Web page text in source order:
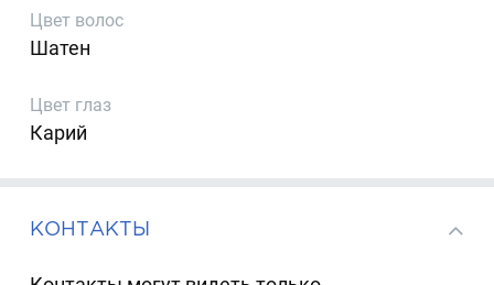
Цвет волос
Шатен
Цвет глаз
Карий
КОНТАКТЫ